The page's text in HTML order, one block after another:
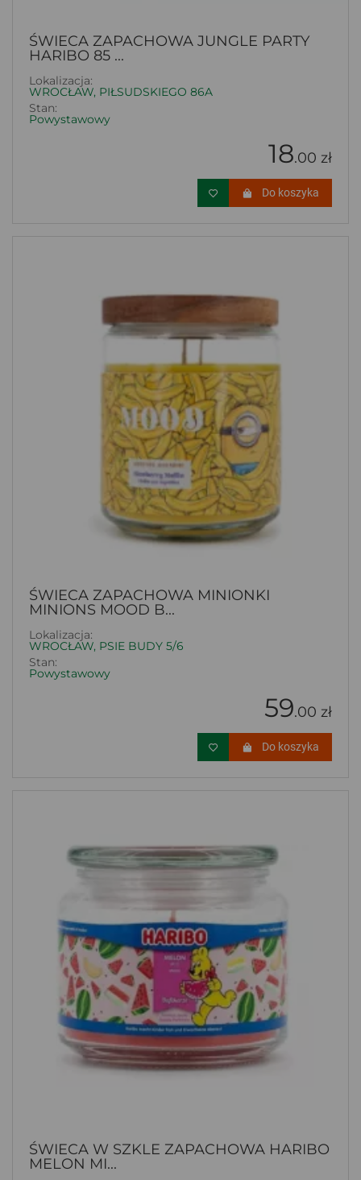
ŚWIECA ZAPACHOWA JUNGLE PARTY
HARIBO 85 ...
Lokalizacja:
WROCŁAW, PIŁSUDSKIEGO 86A
Stan:
Powystawowy
18.00 zł
Do koszyka
ŚWIECA ZAPACHOWA MINIONKI
MINIONS MOOD B...
Lokalizacja:
WROCŁAW, PSIE BUDY 5/6
Stan:
Powystawowy
59.00 zł
Do koszyka
ŚWIECA W SZKLE ZAPACHOWA HARIBO
MELON MI...